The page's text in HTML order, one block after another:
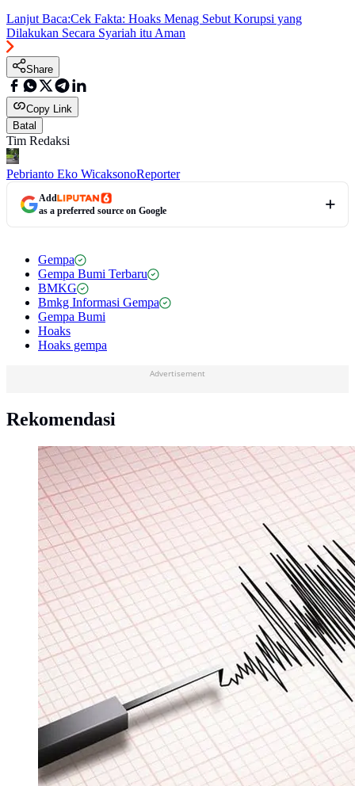
Lanjut Baca:Cek Fakta: Hoaks Menag Sebut Korupsi yang
Dilakukan Secara Syariah itu Aman
Share
Copy Link
Batal
Tim Redaksi
Pebrianto Eko WicaksonoReporter
Add
as a preferred source on Google
Gempa
Gempa Bumi Terbaru
BMKG
Bmkg Informasi Gempa
Gempa Bumi
Hoaks
Hoaks gempa
Advertisement
Rekomendasi